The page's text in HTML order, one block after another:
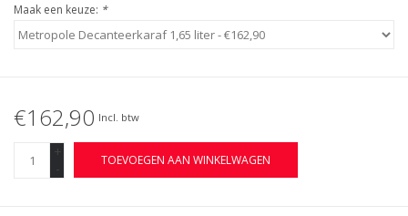
Maak een keuze: *
€162,90 Incl. btw
+
-
TOEVOEGEN AAN WINKELWAGEN